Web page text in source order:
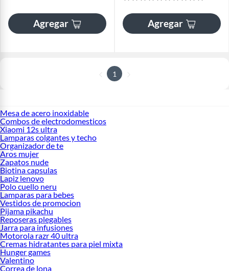
Agregar Agregar
1
Mesa de acero inoxidable
Combos de electrodomesticos
Xiaomi 12s ultra
Lamparas colgantes y techo
Organizador de te
Aros mujer
Zapatos nude
Biotina capsulas
Lapiz lenovo
Polo cuello neru
Lamparas para bebes
Vestidos de promocion
Pijama pikachu
Reposeras plegables
Jarra para infusiones
Motorola razr 40 ultra
Cremas hidratantes para piel mixta
Hunger games
Valentino
Correa de lona